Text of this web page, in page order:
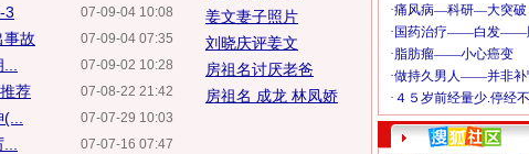
07-09-04 10:08
3
07-09-04 07:35
事故
07-09-02 10:28
07-08-22 21:42
荐
07-07-29 10:03
07-07-16 07:47
姜文妻子照片
刘晓庆评姜文
房祖名讨厌老爸
房祖名 成龙 林凤娇